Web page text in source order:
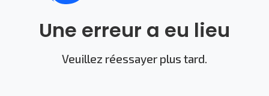
Une erreur a eu lieu
Veuillez réessayer plus tard.